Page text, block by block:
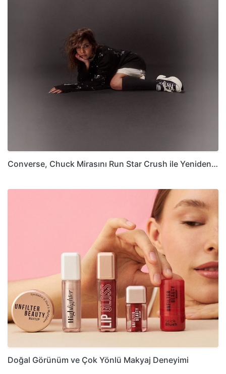
Converse, Chuck Mirasını Run Star Crush ile Yeniden…
Doğal Görünüm ve Çok Yönlü Makyaj Deneyimi